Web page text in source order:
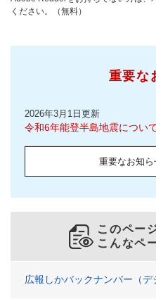
ください。（無料）
重要な
2026年3月1日更新
令和6年能登半島地震につい
重要なお知ら
このペー
こんなペ
広報しかバックナンバー（デ